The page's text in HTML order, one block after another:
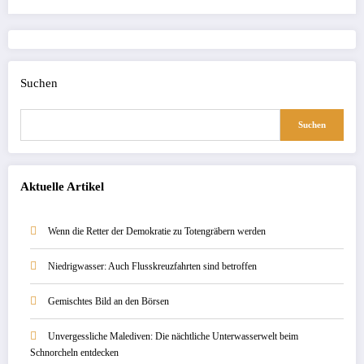
Suchen
Suchen
Aktuelle Artikel
Wenn die Retter der Demokratie zu Totengräbern werden
Niedrigwasser: Auch Flusskreuzfahrten sind betroffen
Gemischtes Bild an den Börsen
Unvergessliche Malediven: Die nächtliche Unterwasserwelt beim
Schnorcheln entdecken